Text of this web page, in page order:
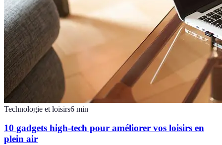
Technologie et loisirs6 min
10 gadgets high-tech pour améliorer vos loisirs en
plein air